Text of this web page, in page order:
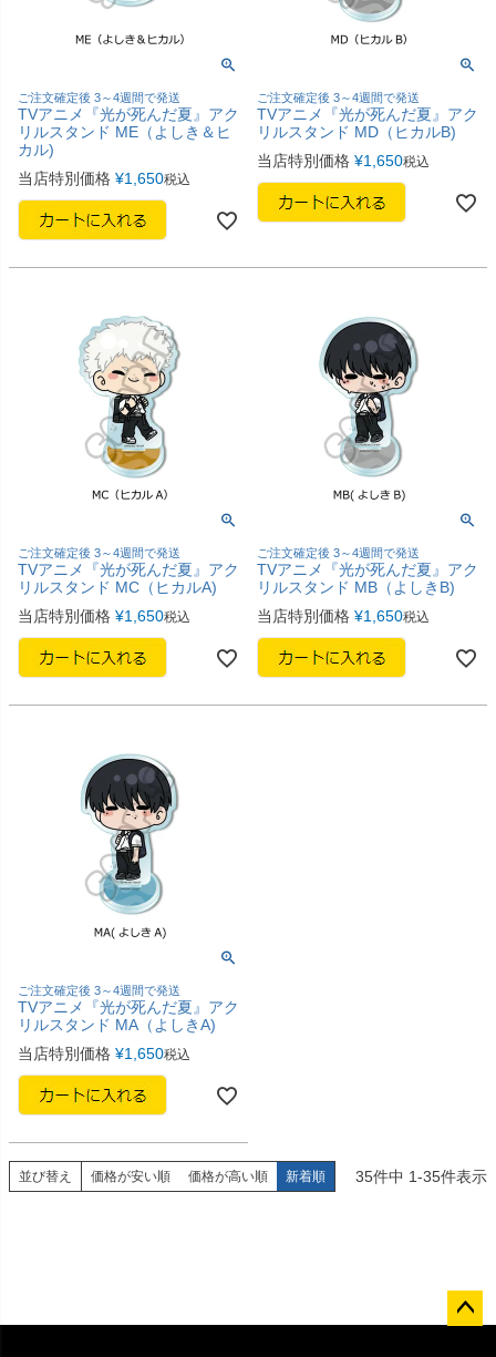
ご注文確定後 3～4週間で発送
TVアニメ『光が死んだ夏』アク
リルスタンド ME（よしき＆ヒ
カル)
当店特別価格 ¥1,650税込
ご注文確定後 3～4週間で発送
TVアニメ『光が死んだ夏』アク
リルスタンド MD（ヒカルB)
当店特別価格 ¥1,650税込
ご注文確定後 3～4週間で発送
TVアニメ『光が死んだ夏』アク
リルスタンド MC（ヒカルA)
当店特別価格 ¥1,650税込
ご注文確定後 3～4週間で発送
TVアニメ『光が死んだ夏』アク
リルスタンド MB（よしきB)
当店特別価格 ¥1,650税込
ご注文確定後 3～4週間で発送
TVアニメ『光が死んだ夏』アク
リルスタンド MA（よしきA)
当店特別価格 ¥1,650税込
並び替え 価格が安い順 価格が高い順 新着順 35件中 1-35件表示